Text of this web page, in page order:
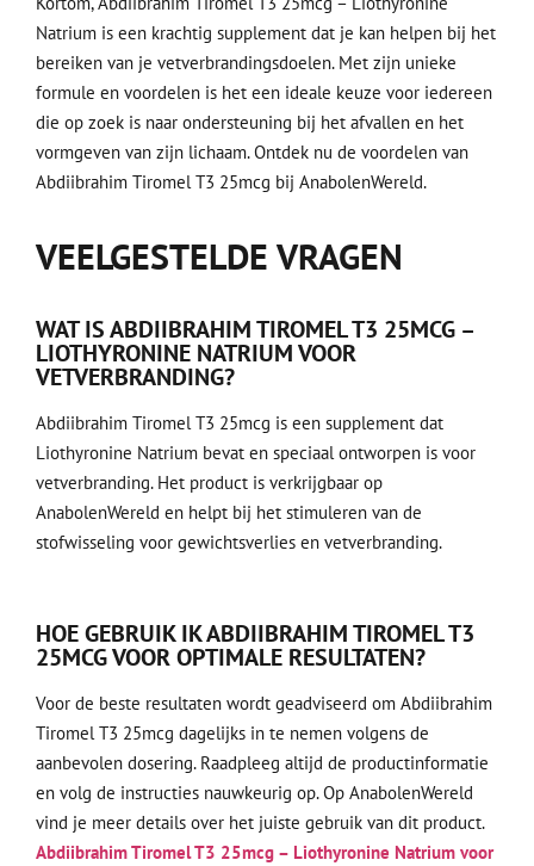
Natrium is een krachtig supplement dat je kan helpen bij het
bereiken van je vetverbrandingsdoelen. Met zijn unieke
formule en voordelen is het een ideale keuze voor iedereen
die op zoek is naar ondersteuning bij het afvallen en het
vormgeven van zijn lichaam. Ontdek nu de voordelen van
Abdiibrahim Tiromel T3 25mcg bij AnabolenWereld.
VEELGESTELDE VRAGEN
WAT IS ABDIIBRAHIM TIROMEL T3 25MCG –
LIOTHYRONINE NATRIUM VOOR
VETVERBRANDING?
Abdiibrahim Tiromel T3 25mcg is een supplement dat
Liothyronine Natrium bevat en speciaal ontworpen is voor
vetverbranding. Het product is verkrijgbaar op
AnabolenWereld en helpt bij het stimuleren van de
stofwisseling voor gewichtsverlies en vetverbranding.
HOE GEBRUIK IK ABDIIBRAHIM TIROMEL T3
25MCG VOOR OPTIMALE RESULTATEN?
Voor de beste resultaten wordt geadviseerd om Abdiibrahim
Tiromel T3 25mcg dagelijks in te nemen volgens de
aanbevolen dosering. Raadpleeg altijd de productinformatie
en volg de instructies nauwkeurig op. Op AnabolenWereld
vind je meer details over het juiste gebruik van dit product.
Abdiibrahim Tiromel T3 25mcg – Liothyronine Natrium voor